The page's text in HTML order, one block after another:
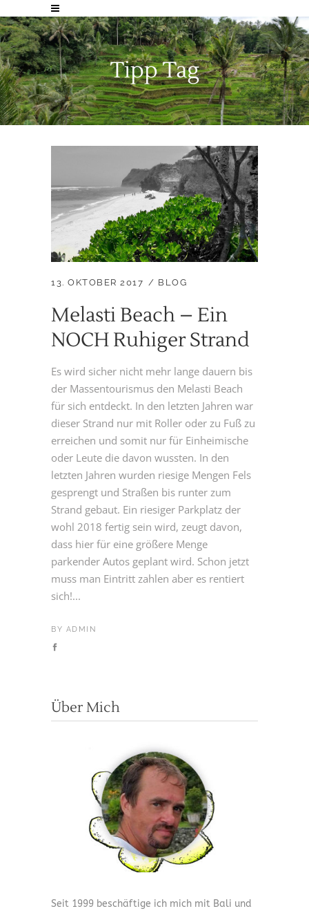
Tipp Tag
13. OKTOBER 2017 BLOG
Melasti Beach – Ein
NOCH Ruhiger Strand
Es wird sicher nicht mehr lange dauern bis
der Massentourismus den Melasti Beach
für sich entdeckt. In den letzten Jahren war
dieser Strand nur mit Roller oder zu Fuß zu
erreichen und somit nur für Einheimische
oder Leute die davon wussten. In den
letzten Jahren wurden riesige Mengen Fels
gesprengt und Straßen bis runter zum
Strand gebaut. Ein riesiger Parkplatz der
wohl 2018 fertig sein wird, zeugt davon,
dass hier für eine größere Menge
parkender Autos geplant wird. Schon jetzt
muss man Eintritt zahlen aber es rentiert
sich!...
BY ADMIN
Über Mich
Seit 1999 beschäftige ich mich mit Bali und